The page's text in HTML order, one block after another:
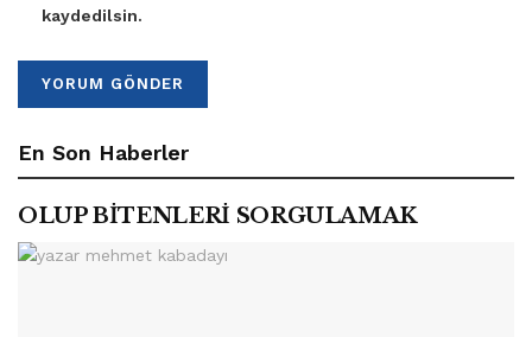
kaydedilsin.
En Son Haberler
OLUP BİTENLERİ SORGULAMAK